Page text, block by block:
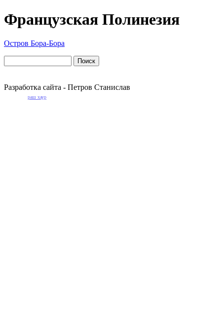
Французская Полинезия
Остров Бора-Бора
Разработка сайта - Петров Станислав
раш хаур